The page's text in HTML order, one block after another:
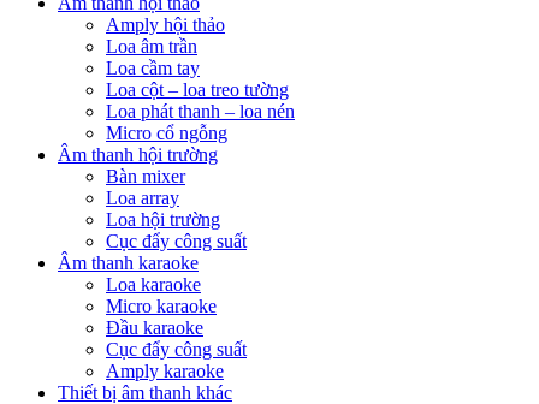
Amply hội thảo
Loa âm trần
Loa cầm tay
Loa cột – loa treo tường
Loa phát thanh – loa nén
Micro cổ ngỗng
Âm thanh hội trường
Bàn mixer
Loa array
Loa hội trường
Cục đẩy công suất
Âm thanh karaoke
Loa karaoke
Micro karaoke
Đầu karaoke
Cục đẩy công suất
Amply karaoke
Thiết bị âm thanh khác